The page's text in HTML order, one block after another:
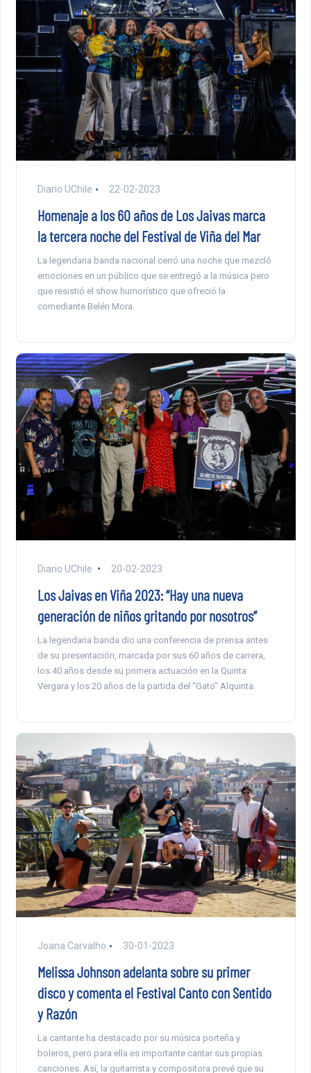
Diario UChile 22-02-2023
Homenaje a los 60 años de Los Jaivas marca
la tercera noche del Festival de Viña del Mar
La legendaria banda nacional cerró una noche que mezcló
emociones en un público que se entregó a la música pero
que resistió el show humorístico que ofreció la
comediante Belén Mora.
Diario UChile 20-02-2023
Los Jaivas en Viña 2023: “Hay una nueva
generación de niños gritando por nosotros”
La legendaria banda dio una conferencia de prensa antes
de su presentación, marcada por sus 60 años de carrera,
los 40 años desde su primera actuación en la Quinta
Vergara y los 20 años de la partida del “Gato” Alquinta.
Joana Carvalho 30-01-2023
Melissa Johnson adelanta sobre su primer
disco y comenta el Festival Canto con Sentido
y Razón
La cantante ha destacado por su música porteña y
boleros, pero para ella es importante cantar sus propias
canciones. Así, la guitarrista y compositora prevé que su